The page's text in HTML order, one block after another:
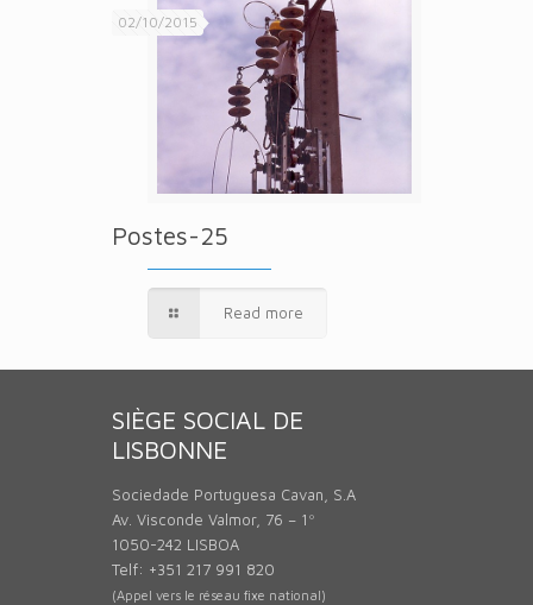
02/10/2015
Postes-25
Read more
SIÈGE SOCIAL DE
LISBONNE
Sociedade Portuguesa Cavan, S.A
Av. Visconde Valmor, 76 – 1º
1050-242 LISBOA
Telf: +351 217 991 820
(Appel vers le réseau fixe national)